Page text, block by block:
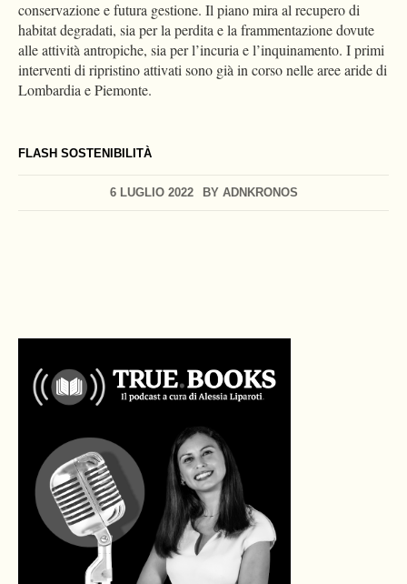
FLASH SOSTENIBILITÀ
6 LUGLIO 2022 BY ADNKRONOS
conservazione e futura gestione. Il piano mira al recupero di
habitat degradati, sia per la perdita e la frammentazione dovute
alle attività antropiche, sia per l’incuria e l’inquinamento. I primi
interventi di ripristino attivati sono già in corso nelle aree aride di
Lombardia e Piemonte.